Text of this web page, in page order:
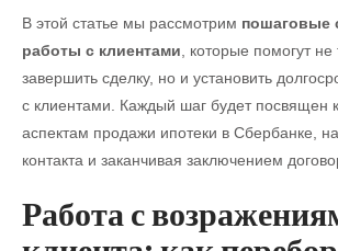
В этой статье мы рассмотрим пошаговые
работы с клиентами , которые помогут
завершить сделку, но и установить
с клиентами. Каждый шаг будет посвящен
аспектам продажи ипотеки в Сбербанке,
контакта и заканчивая заключением
Работа с